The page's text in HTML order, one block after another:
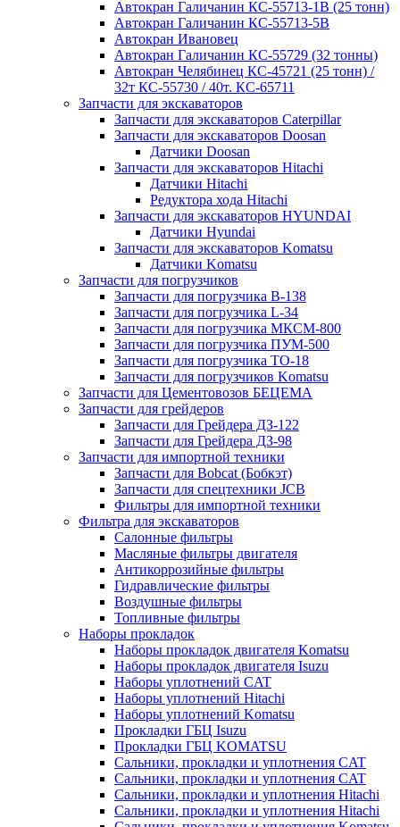
Автокран Галичанин КС-55713-1В (25 тонн)
Автокран Галичанин КС-55713-5В
Автокран Ивановец
Автокран Галичанин КС-55729 (32 тонны)
Автокран Челябинец КС-45721 (25 тонн) /
32т КС-55730 / 40т. КС-65711
Запчасти для экскаваторов
Запчасти для экскаваторов Caterpillar
Запчасти для экскаваторов Doosan
Датчики Doosan
Запчасти для экскаваторов Hitachi
Датчики Hitachi
Редуктора хода Hitachi
Запчасти для экскаваторов HYUNDAI
Датчики Hyundai
Запчасти для экскаваторов Komatsu
Датчики Komatsu
Запчасти для погрузчиков
Запчасти для погрузчика B-138
Запчасти для погрузчика L-34
Запчасти для погрузчика МКСМ-800
Запчасти для погрузчика ПУМ-500
Запчасти для погрузчика ТО-18
Запчасти для погрузчиков Komatsu
Запчасти для Цементовозов БЕЦЕМА
Запчасти для грейдеров
Запчасти для Грейдера ДЗ-122
Запчасти для Грейдера ДЗ-98
Запчасти для импортной техники
Запчасти для Bobcat (Бобкэт)
Запчасти для спецтехники JCB
Фильтры для импортной техники
Фильтра для экскаваторов
Салонные фильтры
Масляные фильтры двигателя
Антикоррозийные фильтры
Гидравлические фильтры
Воздушные фильтры
Топливные фильтры
Наборы прокладок
Наборы прокладок двигателя Komatsu
Наборы прокладок двигателя Isuzu
Наборы уплотнений CAT
Наборы уплотнений Hitachi
Наборы уплотнений Komatsu
Прокладки ГБЦ Isuzu
Прокладки ГБЦ KOMATSU
Сальники, прокладки и уплотнения CAT
Сальники, прокладки и уплотнения CAT
Сальники, прокладки и уплотнения Hitachi
Сальники, прокладки и уплотнения Hitachi